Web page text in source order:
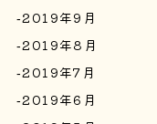
2019年9月
2019年8月
2019年7月
2019年6月